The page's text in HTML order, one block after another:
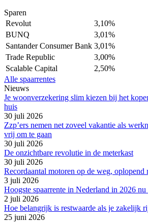
Sparen
Revolut
3,10%
BUNQ
3,01%
Santander Consumer Bank 3,01%
Trade Republic
3,00%
Scalable Capital
2,50%
Alle spaarrentes
Nieuws
Je woonverzekering slim kiezen bij het
huis
30 juli 2026
Zzp’ers nemen net zoveel vakantie als
vrij om te gaan
30 juli 2026
De onzichtbare revolutie in de meterkast
30 juli 2026
Recordaantal motoren op de weg, oplopend
3 juli 2026
Hoogste spaarrente in Nederland in 2026 nu
2 juli 2026
Hoe belangrijk is restwaarde als je zakelijk
25 juni 2026